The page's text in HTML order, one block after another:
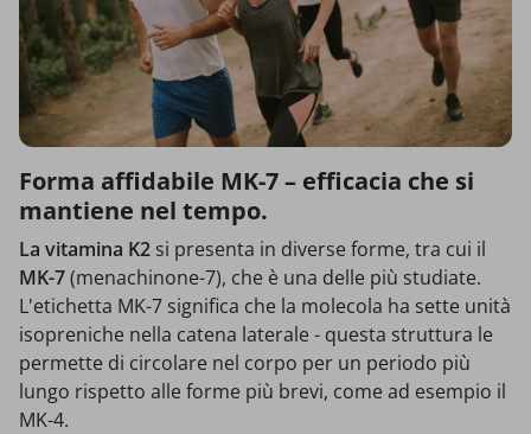
Forma affidabile MK-7 – efficacia che si
mantiene nel tempo.
La vitamina K2 si presenta in diverse forme, tra cui il
MK-7(menachinone-7), che è una delle più studiate.
L'etichetta MK-7 significa che la molecola ha sette unità
isopreniche nella catena laterale - questa struttura le
permette di circolare nel corpo per un periodo più
lungo rispetto alle forme più brevi, come ad esempio il
MK-4.